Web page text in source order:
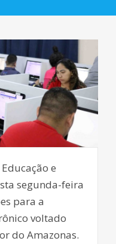
e
segunda-feira
para a
voltado
do Amazonas.